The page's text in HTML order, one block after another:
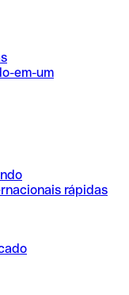
em-um
rápidas